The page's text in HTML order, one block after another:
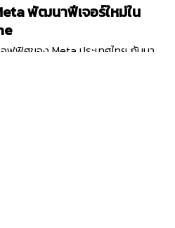
พัฒนาฟีเจอร์ใหม่ใน
ฟฟิศของ Meta ประเทศไทย กันมา